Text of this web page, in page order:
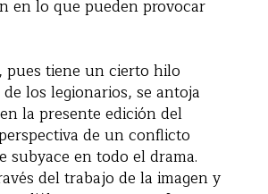
en lo que pueden provocar
pues tiene un cierto hilo
los legionarios, se antoja
la presente edición del
de un conflicto
subyace en todo el drama.
del trabajo de la imagen y